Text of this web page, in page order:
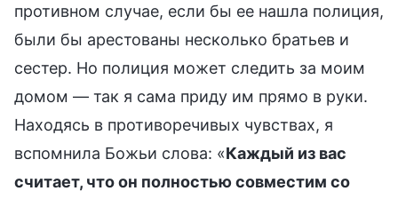
противном случае, если бы ее нашла полиция,
были бы арестованы несколько братьев и
сестер. Но полиция может следить за моим
домом — так я сама приду им прямо в руки.
Находясь в противоречивых чувствах, я
вспомнила Божьи слова: «Каждый из вас
считает, что он полностью совместим со